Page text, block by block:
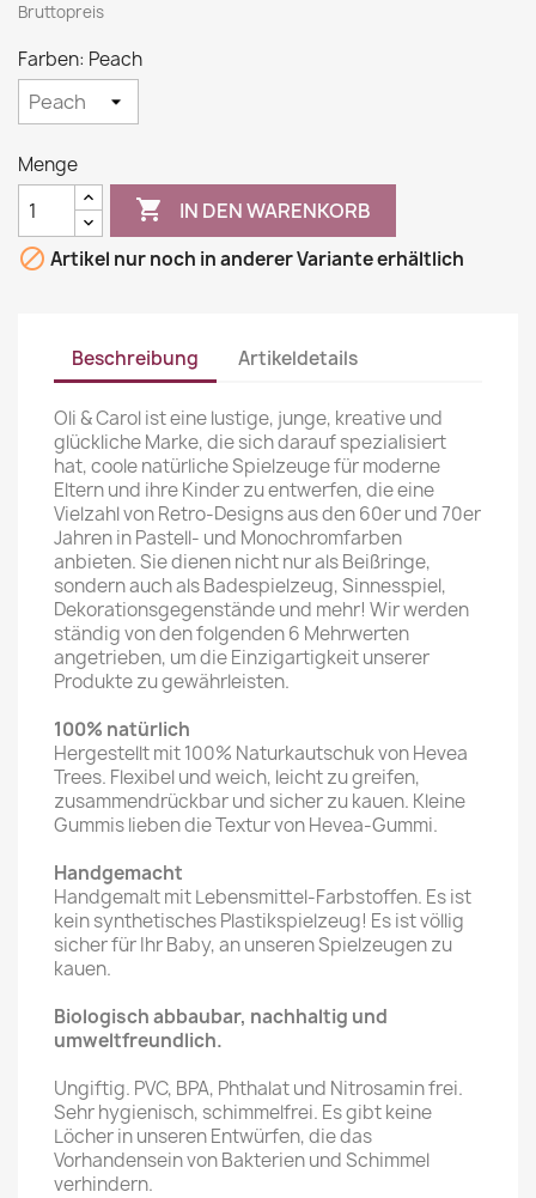
Bruttopreis
Farben: Peach
Menge
 IN DEN WARENKORB
 Artikel nur noch in anderer Variante erhältlich
Beschreibung Artikeldetails
Oli & Carol ist eine lustige, junge, kreative und
glückliche Marke, die sich darauf spezialisiert
hat, coole natürliche Spielzeuge für moderne
Eltern und ihre Kinder zu entwerfen, die eine
Vielzahl von Retro-Designs aus den 60er und 70er
Jahren in Pastell- und Monochromfarben
anbieten. Sie dienen nicht nur als Beißringe,
sondern auch als Badespielzeug, Sinnesspiel,
Dekorationsgegenstände und mehr! Wir werden
ständig von den folgenden 6 Mehrwerten
angetrieben, um die Einzigartigkeit unserer
Produkte zu gewährleisten.
100% natürlich
Hergestellt mit 100% Naturkautschuk von Hevea
Trees. Flexibel und weich, leicht zu greifen,
zusammendrückbar und sicher zu kauen. Kleine
Gummis lieben die Textur von Hevea-Gummi.
Handgemacht
Handgemalt mit Lebensmittel-Farbstoffen. Es ist
kein synthetisches Plastikspielzeug! Es ist völlig
sicher für Ihr Baby, an unseren Spielzeugen zu
kauen.
Biologisch abbaubar, nachhaltig und
umweltfreundlich.
Ungiftig. PVC, BPA, Phthalat und Nitrosamin frei.
Sehr hygienisch, schimmelfrei. Es gibt keine
Löcher in unseren Entwürfen, die das
Vorhandensein von Bakterien und Schimmel
verhindern.